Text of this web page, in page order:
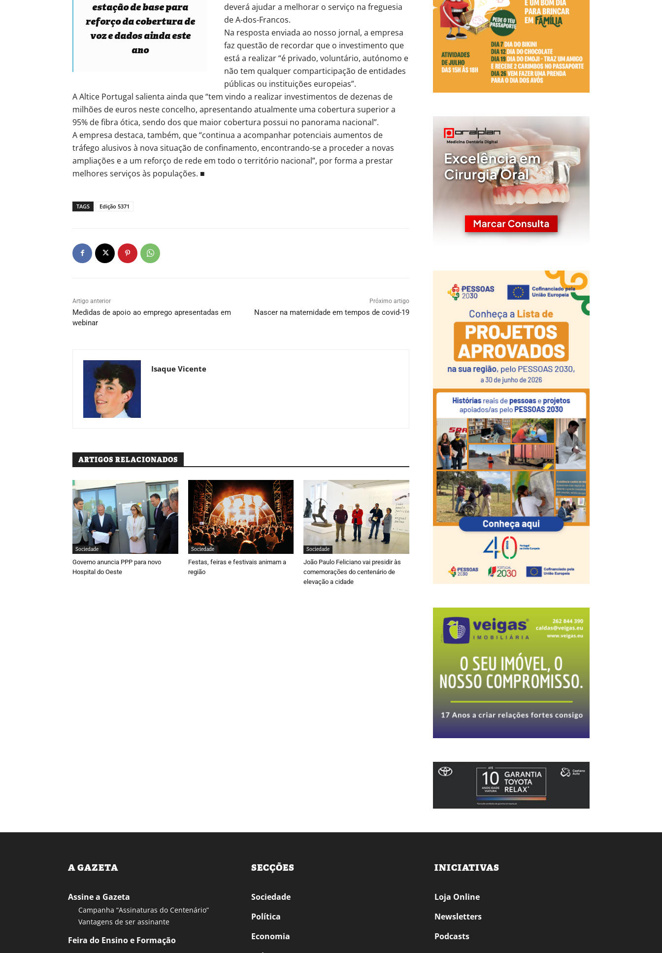
estação de base para
reforço da cobertura de
voz e dados ainda este
ano
deverá ajudar a melhorar o serviço na freguesia
de A-dos-Francos.
Na resposta enviada ao nosso jornal, a empresa
faz questão de recordar que o investimento que
está a realizar “é privado, voluntário, autónomo e
não tem qualquer comparticipação de entidades
públicas ou instituições europeias”.
A Altice Portugal salienta ainda que “tem vindo a realizar investimentos de dezenas de
milhões de euros neste concelho, apresentando atualmente uma cobertura superior a
95% de fibra ótica, sendo dos que maior cobertura possui no panorama nacional”.
A empresa destaca, também, que “continua a acompanhar potenciais aumentos de
tráfego alusivos à nova situação de confinamento, encontrando-se a proceder a novas
ampliações e a um reforço de rede em todo o território nacional”, por forma a prestar
melhores serviços às populações. ■
TAGS Edição 5371
Artigo anterior
Medidas de apoio ao emprego apresentadas em
webinar
Próximo artigo
Nascer na maternidade em tempos de covid-19
Isaque Vicente
ARTIGOS RELACIONADOS
Sociedade
Governo anuncia PPP para novo
Hospital do Oeste
Sociedade
Festas, feiras e festivais animam a
região
Sociedade
João Paulo Feliciano vai presidir às
comemorações do centenário de
elevação a cidade
A GAZETA
Assine a Gazeta
Campanha “Assinaturas do Centenário”
Vantagens de ser assinante
Feira do Ensino e Formação
SECÇÕES
Sociedade
Política
Economia
INICIATIVAS
Loja Online
Newsletters
Podcasts